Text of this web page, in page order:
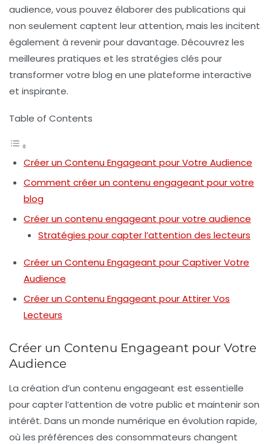
audience, vous pouvez élaborer des publications qui
non seulement captent leur attention, mais les incitent
également à revenir pour davantage. Découvrez les
meilleures pratiques et les stratégies clés pour
transformer votre blog en une plateforme interactive
et inspirante.
Table of Contents
Créer un Contenu Engageant pour Votre Audience
Comment créer un contenu engageant pour votre
blog
Créer un contenu engageant pour votre audience
Stratégies pour capter l’attention des lecteurs
Créer un Contenu Engageant pour Captiver Votre
Audience
Créer un Contenu Engageant pour Attirer Vos
Lecteurs
Créer un Contenu Engageant pour Votre
Audience
La création d’un contenu engageant est essentielle
pour capter l’attention de votre public et maintenir son
intérêt. Dans un monde numérique en évolution rapide,
où les préférences des consommateurs changent